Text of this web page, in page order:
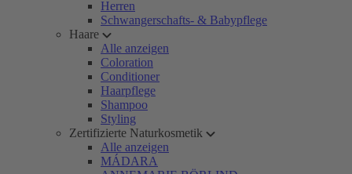
Herren
Schwangerschafts- & Babypflege
Haare
Alle anzeigen
Coloration
Conditioner
Haarpflege
Shampoo
Styling
Zertifizierte Naturkosmetik
Alle anzeigen
MÁDARA